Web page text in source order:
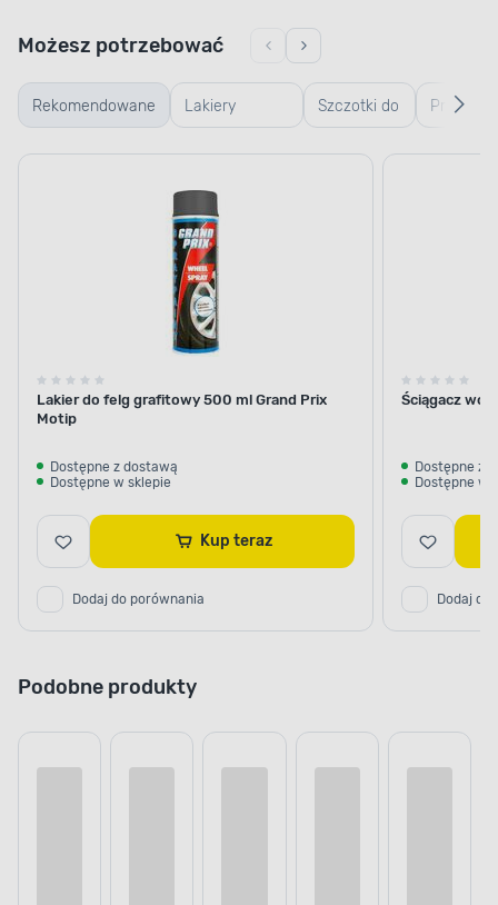
Rekomendowane Lakiery
samochodowe
Szczotki do
mycia do
Możesz potrzebować
Lakier do felg grafitowy 500 ml Grand Prix
Motip
Dostępne z dostawą
Dostępne w sklepie
Kup teraz
Dodaj do porównania
Ściągacz
Dostępne z
Dostępne w
Dodaj do
Podobne produkty